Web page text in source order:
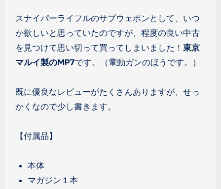
スナイパーライフルのサブウェポンとして、いつ
か欲しいと思っていたのですが、程度の良い中古
を見つけて思い切って買ってしまいました！ 東京
マルイ製のMP7です。（電動ガンのほうです。）
既に優良なレビューがたくさんありますが、せっ
かくなので少し書きます。
【付属品】
本体
マガジン１本